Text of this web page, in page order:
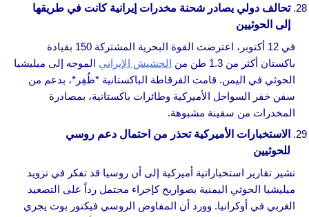
تحالف دولي يصادر شحنة مخدرات إيرانية كانت في طريقها
إلى الحوثيين
في 12 أكتوبر، اعترضت القوة البحرية المشتركة 150 بقيادة
باكستان أكثر من 1.3 طن من
الحشيش الإيراني الموجه إلى ميليشيا
الحوثي في اليمن. قامت الفرقاطة الباكستانية *ظُفِر*، بدعم من
سفن خفر السواحل الأميركية وطائرات باكستانية، بمصادرة
المخدرات من سفينة مشبوهة.
الاستخبارات الأميركية تحذر من احتمال دعم روسي
للحوثيين
تشير تقارير استخباراتية أميركية إلى أن روسيا قد تفكر في تزويد
ميليشيا الحوثي اليمنية بصواريخ كإجراء محتمل رداً على التصعيد
الغربي في أوكرانيا. وورد أن المفاوض الروسي فيكتور بوت يجري